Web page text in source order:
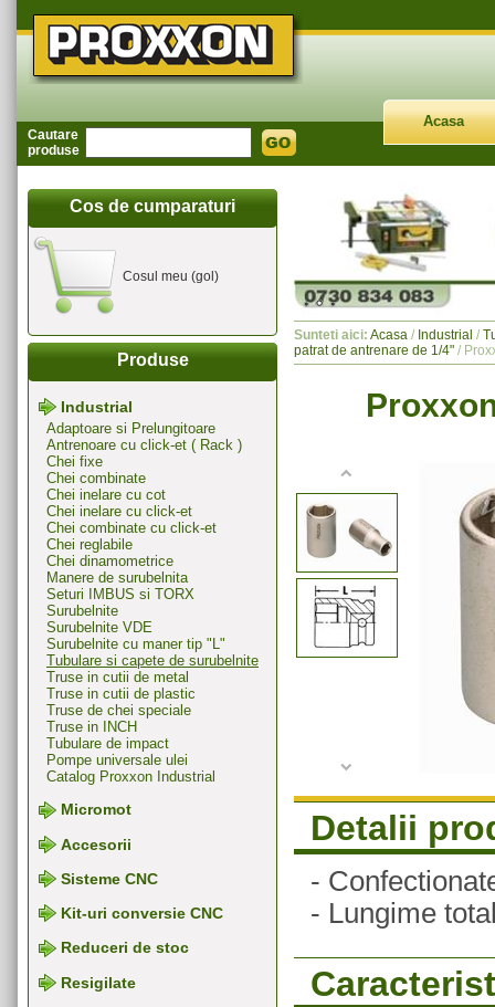
Cautare
produse
Acasa
Cos de cumparaturi
Cosul meu (gol)
Produse
Industrial
Adaptoare si Prelungitoare
Antrenoare cu click-et ( Rack )
Chei fixe
Chei combinate
Chei inelare cu cot
Chei inelare cu click-et
Chei combinate cu click-et
Chei reglabile
Chei dinamometrice
Manere de surubelnita
Seturi IMBUS si TORX
Surubelnite
Surubelnite VDE
Surubelnite cu maner tip "L"
Tubulare si capete de surubelnite
Truse in cutii de metal
Truse in cutii de plastic
Truse de chei speciale
Truse in INCH
Tubulare de impact
Pompe universale ulei
Catalog Proxxon Industrial
Micromot
Accesorii
Sisteme CNC
Kit-uri conversie CNC
Reduceri de stoc
Resigilate
Sunteti aici: Acasa / Industrial /
patrat de antrenare de 1/4" /
Detalii
-
- Lungime